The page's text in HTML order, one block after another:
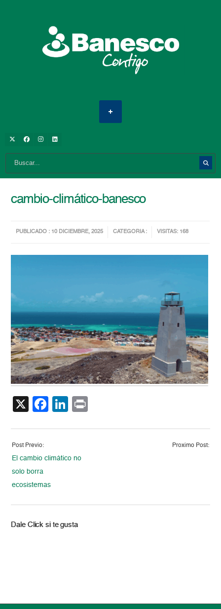
cambio-climático-banesco
PUBLICADO : 10 DICIEMBRE, 2025 CATEGORIA : VISITAS: 168
X Facebook
LinkedIn
Post Previo:
El cambio climático no
solo borra
ecosistemas
Proximo Post:
Dale Click si te gusta